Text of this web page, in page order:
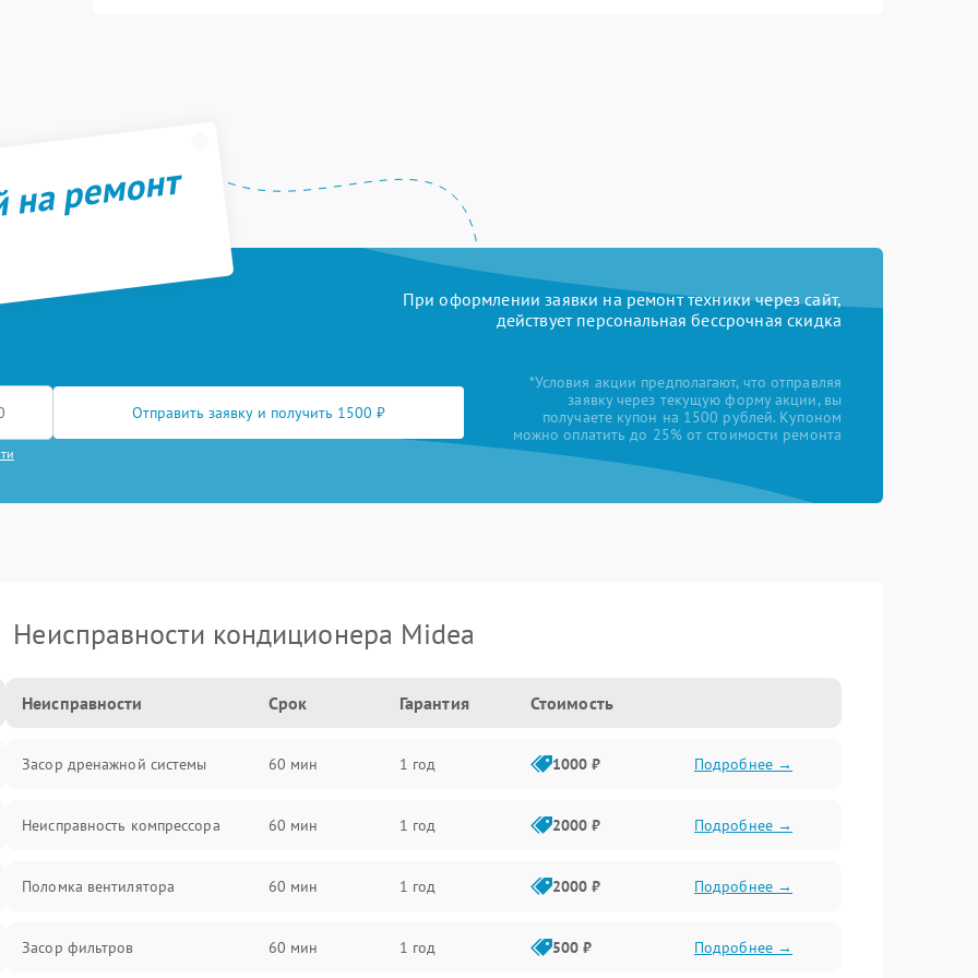
ремонт
При оформлении заявки на ремонт техники через сайт,
действует персональная бессрочная скидка
Отправить заявку и получить 1500 ₽
*Условия акции предполагают, что отправляя
заявку через текущую форму акции, вы
получаете купон на 1500 рублей. Купоном
можно оплатить до 25% от стоимости ремонта
Неисправности кондиционера Midea
Неисправности Срок Гарантия Стоимость
Засор дренажной системы 60 мин 1 год 1000 ₽ Подробнее →
Неисправность компрессора 60 мин 1 год 2000 ₽ Подробнее →
Поломка вентилятора 60 мин 1 год 2000 ₽ Подробнее →
Засор фильтров 60 мин 1 год 500 ₽ Подробнее →